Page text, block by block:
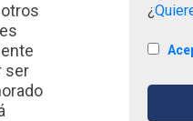
ser
¿